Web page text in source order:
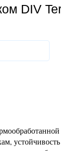
DIV